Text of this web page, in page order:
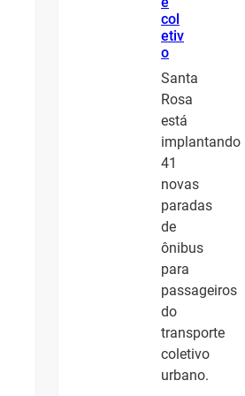
col
etiv
o
Santa
Rosa
está
implantando
41
novas
paradas
de
ônibus
para
passageiros
do
transporte
coletivo
urbano.